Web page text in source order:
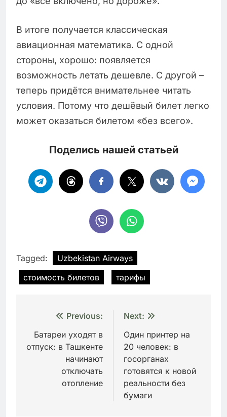
В итоге получается классическая
авиационная математика. С одной
стороны, хорошо: появляется
возможность летать дешевле. С другой –
теперь придётся внимательнее читать
условия. Потому что дешёвый билет легко
может оказаться билетом «без всего».
Поделись нашей статьей
Tagged:
Uzbekistan Airways
стоимость билетов
тарифы
Навигация
по
записям
Previous:
Батареи уходят в
отпуск: в Ташкенте
начинают
отключать
отопление
Next:
Один принтер на
20 человек: в
госорганах
готовятся к новой
реальности без
бумаги